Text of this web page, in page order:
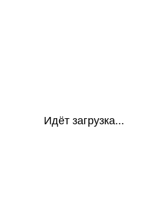
Идёт загрузка...